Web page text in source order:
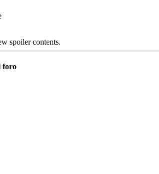
spoiler contents.